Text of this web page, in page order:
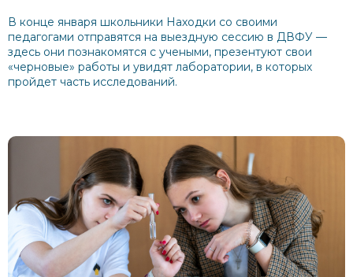
В конце января школьники Находки со своими
педагогами отправятся на выездную сессию в ДВФУ —
здесь они познакомятся с учеными, презентуют свои
«черновые» работы и увидят лаборатории, в которых
пройдет часть исследований.